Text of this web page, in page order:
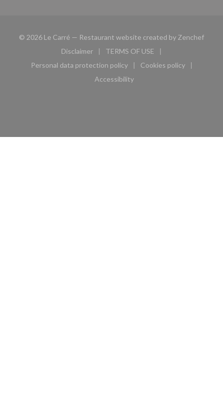
© 2026 Le Carré — Restaurant website created by Zenchef
Disclaimer
((opens in a new window))
TERMS OF USE
((opens in a new window))
Personal data protection policy
((opens in a new window))
Cookies policy
((opens in a new
Accessibility
((opens in a new window))